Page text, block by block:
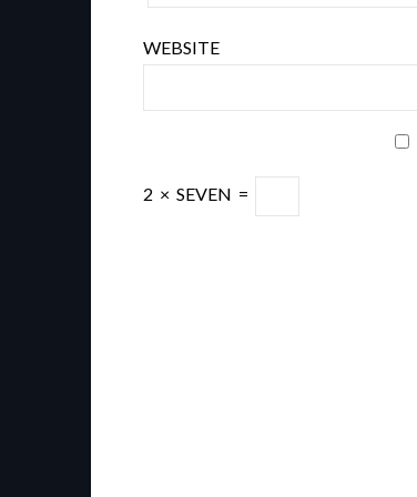
WEBSITE
2 × SEVEN =